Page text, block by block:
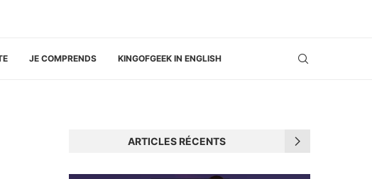
JE COMPRENDS KINGOFGEEK IN ENGLISH
ARTICLES RÉCENTS